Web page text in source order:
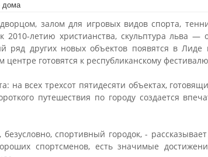
дома
залом для игровых видов спорта,
2010-летию христианства, скульптура льва —
ряд других новых объектов появятся в
готовятся к республиканскому
на всех трехсот пятидесяти объектах,
путешествия по городу создается
спортивный городок, -
спортсменов, есть значимые